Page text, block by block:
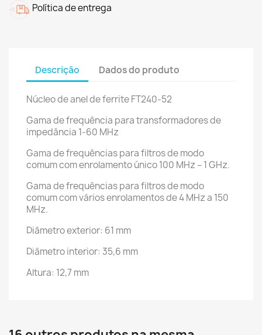
Política de entrega
Descrição Dados do produto
Núcleo de anel de ferrite FT240-52
Gama de frequência para transformadores de
impedância 1-60 MHz
Gama de frequências para filtros de modo
comum com enrolamento único 100 MHz – 1 GHz.
Gama de frequências para filtros de modo
comum com vários enrolamentos de 4 MHz a 150
MHz.
Diâmetro exterior: 61 mm
Diâmetro interior: 35,6 mm
Altura: 12,7 mm